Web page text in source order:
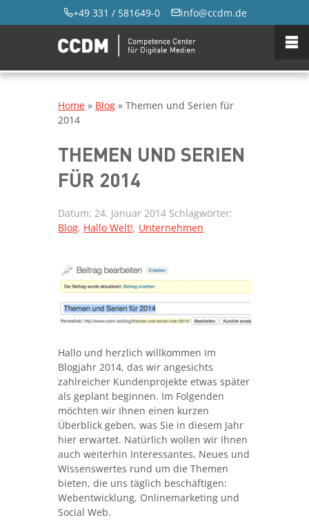
+49 331 / 581649-0 info@ccdm.de
Home » Blog » Themen und Serien für
2014
THEMEN UND SERIEN
FÜR 2014
Datum: 24. Januar 2014 Schlagwörter:
Blog, Hallo Welt!, Unternehmen
Hallo und herzlich willkommen im
Blogjahr 2014, das wir angesichts
zahlreicher Kundenprojekte etwas später
als geplant beginnen. Im Folgenden
möchten wir Ihnen einen kurzen
Überblick geben, was Sie in diesem Jahr
hier erwartet. Natürlich wollen wir Ihnen
auch weiterhin Interessantes, Neues und
Wissenswertes rund um die Themen
bieten, die uns täglich beschäftigen:
Webentwicklung, Onlinemarketing und
Social Web.